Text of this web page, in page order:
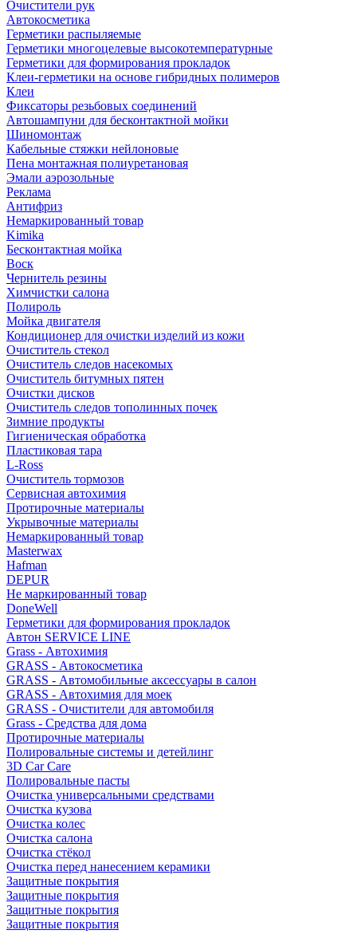
Очистители рук
Автокосметика
Герметики распыляемые
Герметики многоцелевые высокотемпературные
Герметики для формирования прокладок
Клеи-герметики на основе гибридных полимеров
Клеи
Фиксаторы резьбовых соединений
Автошампуни для бесконтактной мойки
Шиномонтаж
Кабельные стяжки нейлоновые
Пена монтажная полиуретановая
Эмали аэрозольные
Реклама
Антифриз
Немаркированный товар
Kimika
Бесконтактная мойка
Воск
Чернитель резины
Химчистки салона
Полироль
Мойка двигателя
Кондиционер для очистки изделий из кожи
Очиститель стекол
Очиститель следов насекомых
Очиститель битумных пятен
Очистки дисков
Очиститель следов тополинных почек
Зимние продукты
Гигиеническая обработка
Пластиковая тара
L-Ross
Очиститель тормозов
Сервисная автохимия
Протирочные материалы
Укрывочные материалы
Немаркированный товар
Masterwax
Hafman
DEPUR
Не маркированный товар
DoneWell
Герметики для формирования прокладок
Автон SERVICE LINE
Grass - Автохимия
GRASS - Автокосметика
GRASS - Автомобильные аксессуары в салон
GRASS - Автохимия для моек
GRASS - Очистители для автомобиля
Grass - Средства для дома
Протирочные материалы
Полировальные системы и детейлинг
3D Car Care
Полировальные пасты
Очистка универсальными средствами
Очистка кузова
Очистка колес
Очистка салона
Очистка стёкол
Очистка перед нанесением керамики
Защитные покрытия
Защитные покрытия
Защитные покрытия
Защитные покрытия